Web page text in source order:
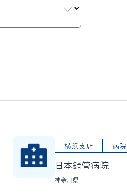
横浜支店 病院
日本鋼管病院
神奈川県